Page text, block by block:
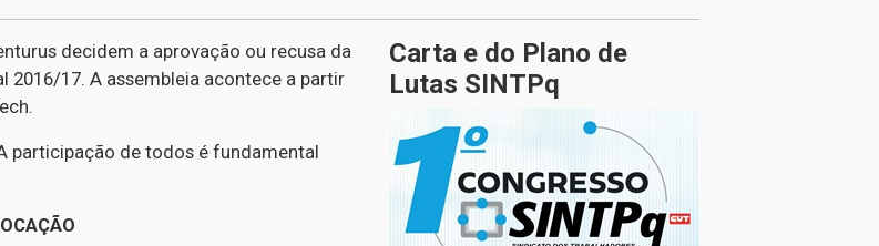
decidem a aprovação ou recusa da
2016/17. A assembleia acontece a partir
participação de todos é fundamental
Carta e do Plano de
Lutas SINTPq